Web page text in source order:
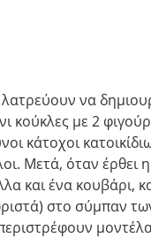
να
με 2
κάτοχοι
Μετά, όταν
ένα κουβάρι,
στο σύμπαν